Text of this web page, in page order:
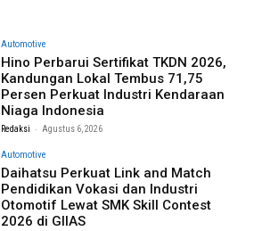
Automotive
Hino Perbarui Sertifikat TKDN 2026,
Kandungan Lokal Tembus 71,75
Persen Perkuat Industri Kendaraan
Niaga Indonesia
Redaksi - Agustus 6, 2026
Automotive
Daihatsu Perkuat Link and Match
Pendidikan Vokasi dan Industri
Otomotif Lewat SMK Skill Contest
2026 di GIIAS